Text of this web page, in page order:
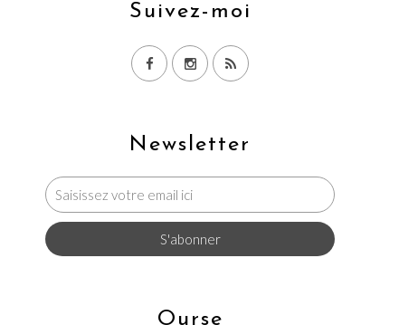
Newsletter
Suivez-moi
Ourse